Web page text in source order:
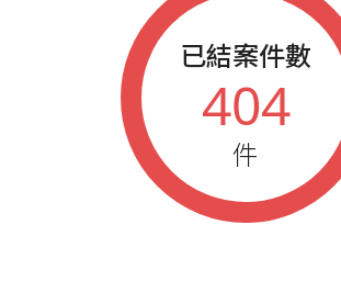
已結案件數
404
件